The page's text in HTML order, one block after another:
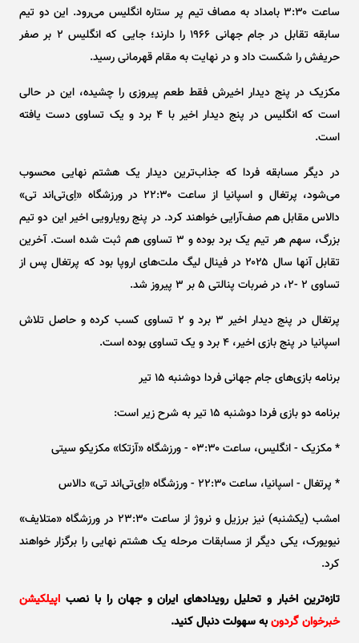
ساعت ۳:۳۰ بامداد به مصاف تیم پر ستاره انگلیس می‌رود. این دو تیم
سابقه تقابل در جام جهانی ۱۹۶۶ را دارند؛ جایی که انگلیس ۲ بر صفر
حریفش را شکست داد و در نهایت به مقام قهرمانی رسید.
مکزیک در پنج دیدار اخیرش فقط طعم پیروزی را چشیده، این در حالی
است که انگلیس در پنج دیدار اخیر با ۴ برد و یک تساوی دست یافته
است.
در دیگر مسابقه فردا که جذاب‌ترین دیدار یک هشتم نهایی محسوب
می‌شود، پرتغال و اسپانیا از ساعت ۲۲:۳۰ در ورزشگاه «اِی‌تی‌اند تی»
دالاس مقابل هم صف‌آرایی خواهند کرد. در پنج رویارویی اخیر این دو تیم
بزرگ، سهم هر تیم یک برد بوده و ۳ تساوی هم ثبت شده است. آخرین
تقابل آنها سال ۲۰۲۵ در فینال لیگ ملت‌های اروپا بود که پرتغال پس از
تساوی ۲ -۲، در ضربات پنالتی ۵ بر ۳ پیروز شد.
پرتغال در پنج دیدار اخیر ۳ برد و ۲ تساوی کسب کرده و حاصل تلاش
اسپانیا در پنج بازی اخیر، ۴ برد و یک تساوی بوده است.
برنامه بازی‌های جام جهانی فردا دوشنبه ۱۵ تیر
برنامه دو بازی فردا دوشنبه ۱۵ تیر به شرح زیر است:
* مکزیک - انگلیس، ساعت ۰۳:۳۰ - ورزشگاه «آزتکا» مکزیکو سیتی
* پرتغال - اسپانیا، ساعت ۲۲:۳۰ - ورزشگاه «اِی‌تی‌اند تی» دالاس
امشب (یکشنبه) نیز برزیل و نروژ از ساعت ۲۳:۳۰ در ورزشگاه «متلایف»
نیویورک، یکی دیگر از مسابقات مرحله یک هشتم نهایی را برگزار خواهند
کرد.
تازه‌ترین اخبار و تحلیل‌ رویدادهای ایران و جهان را با نصب اپیلکیشن
خبرخوان گردونبه سهولت دنبال کنید.